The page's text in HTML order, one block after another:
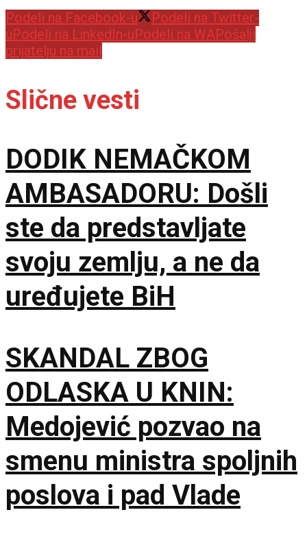
Podeli na Facebook-u
Podeli na Twitter-
uPodeli na LinkedIn-uPodeli na WAPošalji
prijatelju na mail
Slične vesti
DODIK NEMAČKOM
AMBASADORU: Došli
ste da predstavljate
svoju zemlju, a ne da
uređujete BiH
SKANDAL ZBOG
ODLASKA U KNIN:
Medojević pozvao na
smenu ministra spoljnih
poslova i pad Vlade